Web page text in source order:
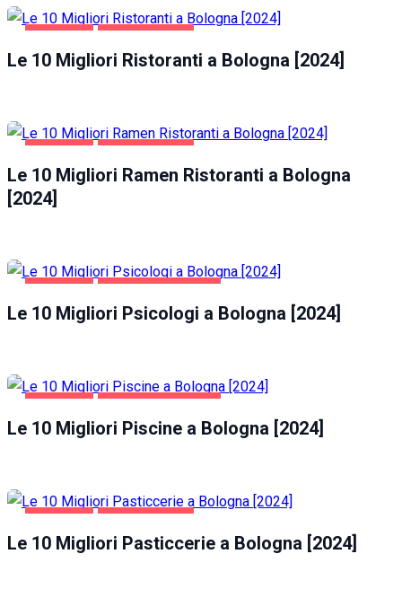
Le 10 Migliori Ristoranti a Bologna [2024]
Le 10 Migliori Ramen Ristoranti a Bologna
[2024]
Le 10 Migliori Psicologi a Bologna [2024]
Le 10 Migliori Piscine a Bologna [2024]
Le 10 Migliori Pasticcerie a Bologna [2024]